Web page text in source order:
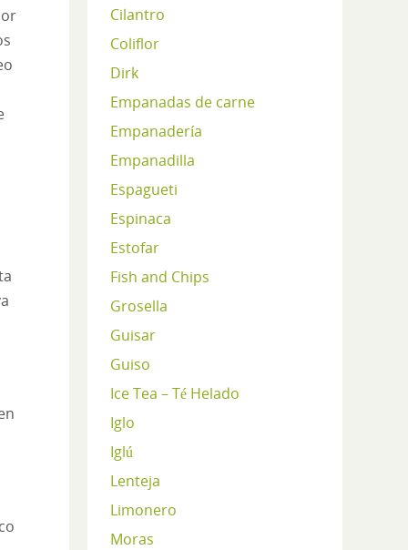
Cilantro
Coliflor
Dirk
Empanadas de carne
Empanadería
Empanadilla
Espagueti
Espinaca
Estofar
Fish and Chips
Grosella
Guisar
Guiso
Ice Tea – Té Helado
Iglo
Iglú
Lenteja
Limonero
Moras